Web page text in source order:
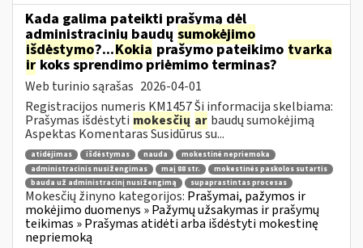
Kada galima pateikti prašymą dėl
administracinių baudų sumokėjimo
išdėstymo?...Kokia prašymo pateikimo tvarka
irkoks sprendimo priėmimo terminas?
Web turinio sąrašas 2026-04-01
Registracijos numeris KM1457 Ši informacija skelbiama:
Prašymas išdėstyti mokesčių ar baudų sumokėjimą
Aspektas Komentaras Susidūrus su...
atidėjimas išdėstymas nauda
mokestinė nepriemoka
administracinis nusižengimas
maį 88 str.
mokestinės paskolos sutartis
bauda už administracinį nusižengimą
supaprastintas procesas
Mokesčių žinyno kategorijos: Prašymai, pažymos ir
mokėjimo duomenys » Pažymų užsakymas ir prašymų
teikimas » Prašymas atidėti arba išdėstyti mokestinę
nepriemoką